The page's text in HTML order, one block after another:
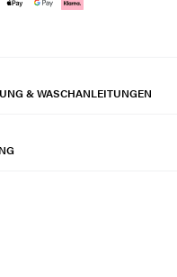
& WASCHANLEITUNGEN